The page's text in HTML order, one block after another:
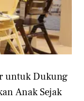
untuk Dukung
Anak Sejak